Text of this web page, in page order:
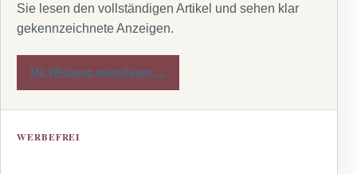
Sie lesen den vollständigen Artikel und sehen klar
gekennzeichnete Anzeigen.
Mit Werbung weiterlesen →
WERBEFREI